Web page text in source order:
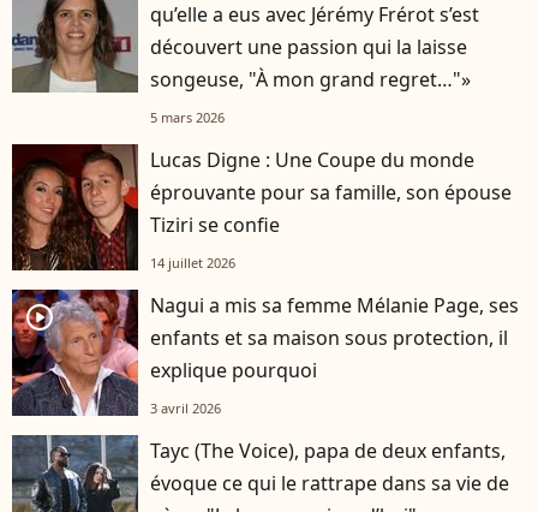
qu’elle a eus avec Jérémy Frérot s’est
découvert une passion qui la laisse
songeuse, "À mon grand regret…"»
5 mars 2026
Lucas Digne : Une Coupe du monde
éprouvante pour sa famille, son épouse
Tiziri se confie
14 juillet 2026
player2
Nagui a mis sa femme Mélanie Page, ses
enfants et sa maison sous protection, il
explique pourquoi
3 avril 2026
Tayc (The Voice), papa de deux enfants,
évoque ce qui le rattrape dans sa vie de